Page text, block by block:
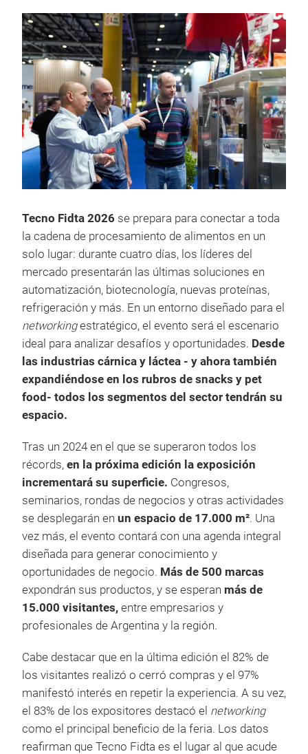
Tecno Fidta 2026 se prepara para conectar a toda
la cadena de procesamiento de alimentos en un
solo lugar: durante cuatro días, los líderes del
mercado presentarán las últimas soluciones en
automatización, biotecnología, nuevas proteínas,
refrigeración y más. En un entorno diseñado para el
networkingestratégico, el evento será el escenario
ideal para analizar desafíos y oportunidades. Desde
las industrias cárnica y láctea - y ahora también
expandiéndose en los rubros de snacks y pet
food- todos los segmentos del sector tendrán su
espacio.
Tras un 2024 en el que se superaron todos los
récords, en la próxima edición la exposición
incrementará su superficie. Congresos,
seminarios, rondas de negocios y otras actividades
se desplegarán en un espacio de 17.000 m². Una
vez más, el evento contará con una agenda integral
diseñada para generar conocimiento y
oportunidades de negocio. Más de 500 marcas
expondrán sus productos, y se esperan más de
15.000 visitantes, entre empresarios y
profesionales de Argentina y la región.
Cabe destacar que en la última edición el 82% de
los visitantes realizó o cerró compras y el 97%
manifestó interés en repetir la experiencia. A su vez,
el 83% de los expositores destacó el networking
como el principal beneficio de la feria. Los datos
reafirman que Tecno Fidta es el lugar al que acude